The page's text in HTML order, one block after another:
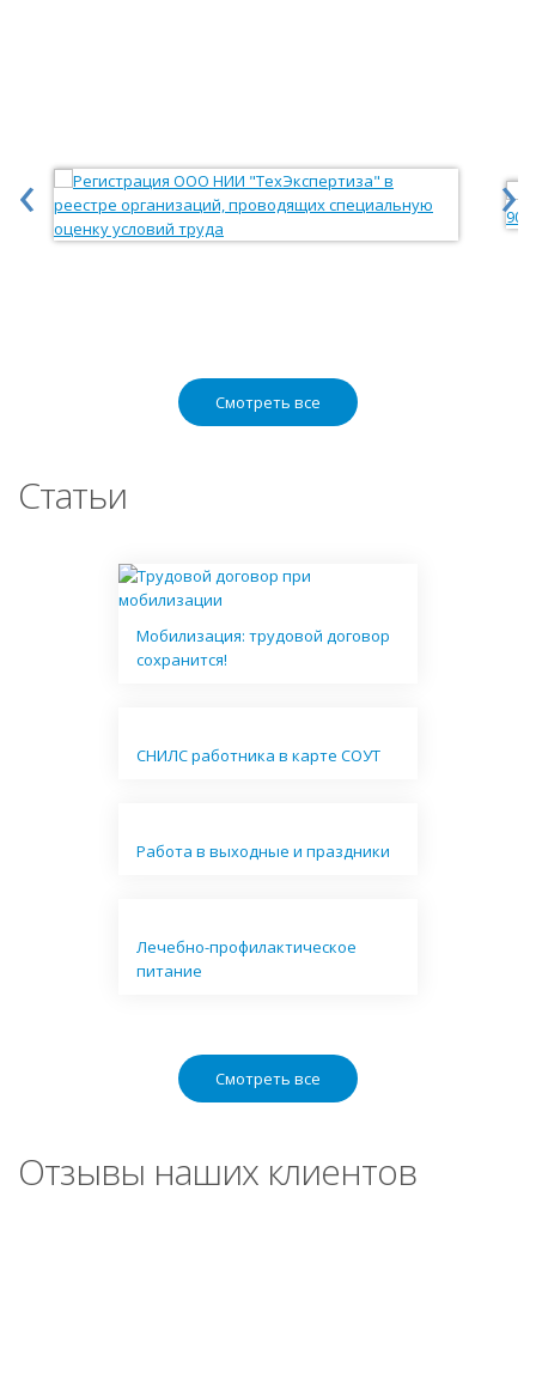
‹ ›
Смотреть все
Статьи
Мобилизация: трудовой договор
сохранится!
СНИЛС работника в карте СОУТ
Работа в выходные и праздники
Лечебно-профилактическое
питание
Смотреть все
Отзывы наших клиентов